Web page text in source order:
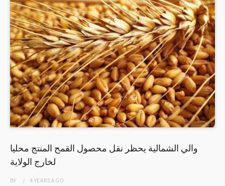
والي الشمالية يحظر نقل محصول القمح المنتج محليا
لخارج الولاية
BY 4 YEARSAGO